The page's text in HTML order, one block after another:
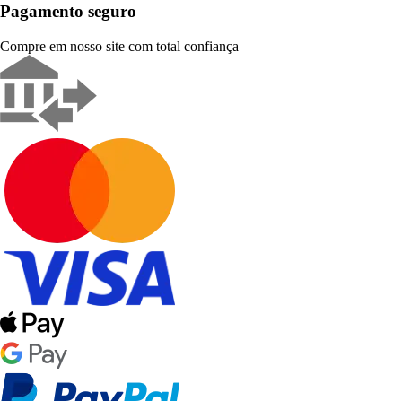
Pagamento seguro
Compre em nosso site com total confiança